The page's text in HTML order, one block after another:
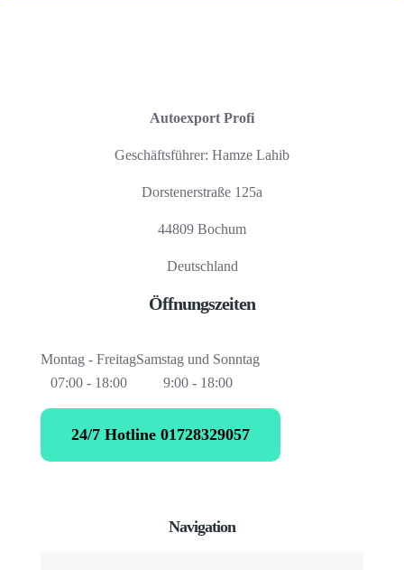
Autoexport Profi
Geschäftsführer: Hamze Lahib
Dorstenerstraße 125a
44809 Bochum
Deutschland
Öffnungszeiten
Montag - Freitag
07:00 - 18:00
Samstag und Sonntag
9:00 - 18:00
24/7 Hotline 01728329057
Navigation